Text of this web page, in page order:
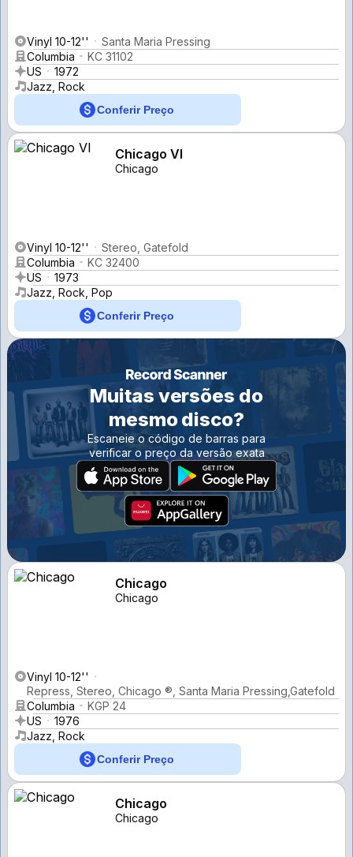
Vinyl 10-12''
Santa Maria Pressing
Columbia
KC 31102
US
1972
Jazz, Rock
Conferir Preço
Chicago VI
Chicago
Vinyl 10-12''
Stereo, Gatefold
Columbia
KC 32400
US
1973
Jazz, Rock, Pop
Conferir Preço
Muitas versões do
mesmo disco?
Escaneie o código de barras para
verificar o preço da versão exata
Chicago
Chicago
Vinyl 10-12''
Repress, Stereo, Chicago ®, Santa Maria Pressing,Gatefold
Columbia
KGP 24
US
1976
Jazz, Rock
Conferir Preço
Chicago
Chicago